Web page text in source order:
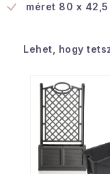
méret 80 x 42,5
Lehet, hogy